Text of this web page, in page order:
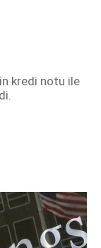
kredi notu ile